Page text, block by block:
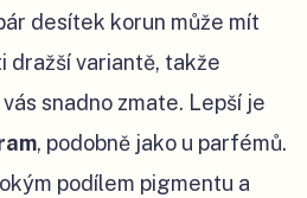
desítek korun může mít
dražší variantě, takže
snadno zmate. Lepší je
, podobně jako u parfémů.
podílem pigmentu a